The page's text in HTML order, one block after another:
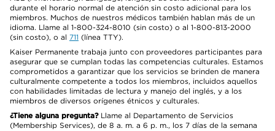
durante el horario normal de atención sin costo adicional para los
miembros. Muchos de nuestros médicos también hablan más de un
idioma. Llame al 1-800-324-8010 (sin costo) o al 1-800-813-2000
(sin costo), o al 711 (línea TTY).
Kaiser Permanente trabaja junto con proveedores participantes para
asegurar que se cumplan todas las competencias culturales. Estamos
comprometidos a garantizar que los servicios se brinden de manera
culturalmente competente a todos los miembros, incluidos aquellos
con habilidades limitadas de lectura y manejo del inglés, y a los
miembros de diversos orígenes étnicos y culturales.
¿Tiene alguna pregunta?Llame al Departamento de Servicios
(Membership Services), de 8 a. m. a 6 p. m., los 7 días de la semana